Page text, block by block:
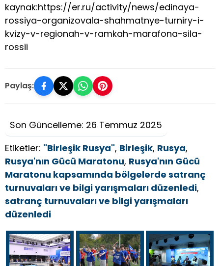
kaynak:https://er.ru/activity/news/edinaya-
rossiya-organizovala-shahmatnye-turniry-i-
kvizy-v-regionah-v-ramkah-marafona-sila-
rossii
Paylaş:
Son Güncelleme: 26 Temmuz 2025
Etiketler: "Birleşik Rusya", Birleşik, Rusya,
Rusya'nın Gücü Maratonu, Rusya'nın Gücü
Maratonu kapsamında bölgelerde satranç
turnuvaları ve bilgi yarışmaları düzenledi,
satranç turnuvaları ve bilgi yarışmaları
düzenledi